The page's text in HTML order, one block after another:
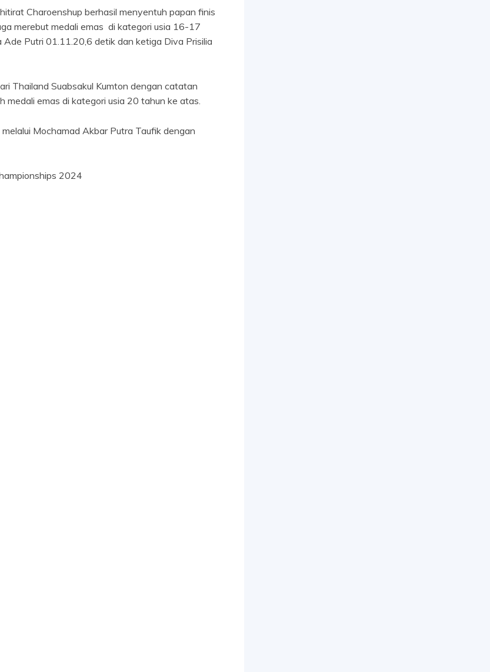
Charoenshup berhasil menyentuh papan finis
merebut medali emas di kategori usia 16-17
Putri 01.11.20,6 detik dan ketiga Diva Prisilia
Thailand Suabsakul Kumton dengan catatan
medali emas di kategori usia 20 tahun ke atas.
Mochamad Akbar Putra Taufik dengan
2024